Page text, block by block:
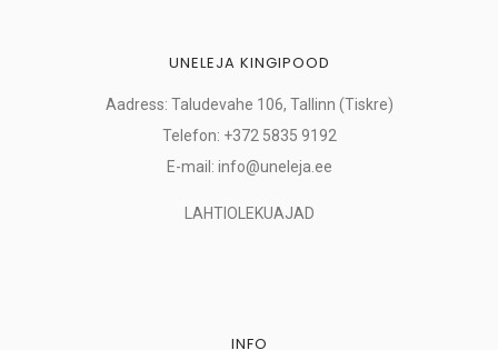
UNELEJA KINGIPOOD
Aadress: Taludevahe 106, Tallinn (Tiskre)
Telefon: +372 5835 9192
E-mail: info@uneleja.ee
LAHTIOLEKUAJAD
INFO